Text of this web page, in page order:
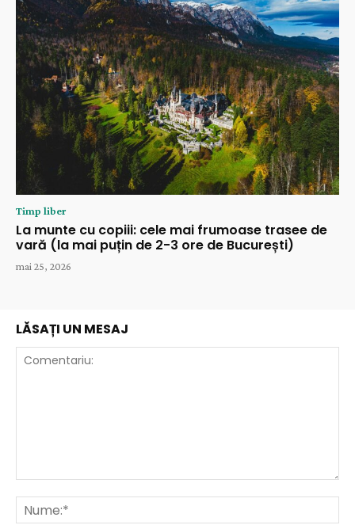
Timp liber
La munte cu copiii: cele mai frumoase trasee de
vară (la mai puțin de 2-3 ore de București)
mai 25, 2026
LĂSAȚI UN MESAJ